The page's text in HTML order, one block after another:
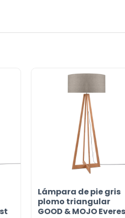
Lámpara de pie gris
plomo triangular
GOOD & MOJO